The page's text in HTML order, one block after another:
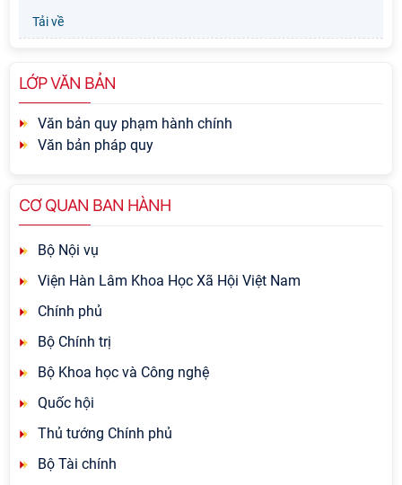
Tải về
LỚP VĂN BẢN
Văn bản quy phạm hành chính
Văn bản pháp quy
CƠ QUAN BAN HÀNH
Bộ Nội vụ
Viện Hàn Lâm Khoa Học Xã Hội Việt Nam
Chính phủ
Bộ Chính trị
Bộ Khoa học và Công nghệ
Quốc hội
Thủ tướng Chính phủ
Bộ Tài chính